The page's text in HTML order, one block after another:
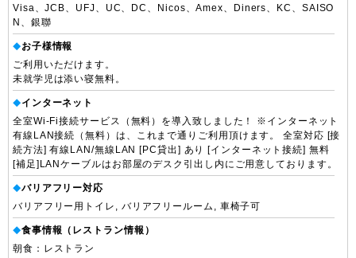
Visa、JCB、UFJ、UC、DC、Nicos、Amex、Diners、KC、SAISO
N、銀聯
◆お子様情報
ご利用いただけます。
未就学児は添い寝無料。
◆インターネット
全室Wi-Fi接続サービス（無料）を導入致しました！ ※インターネット
有線LAN接続（無料）は、これまで通りご利用頂けます。 全室対応 [接
続方法] 有線LAN/無線LAN [PC貸出] あり [インターネット接続] 無料
[補足]LANケーブルはお部屋のデスク引出し内にご用意しております。
◆バリアフリー対応
バリアフリー用トイレ, バリアフリールーム, 車椅子可
◆食事情報（レストラン情報）
朝食：レストラン